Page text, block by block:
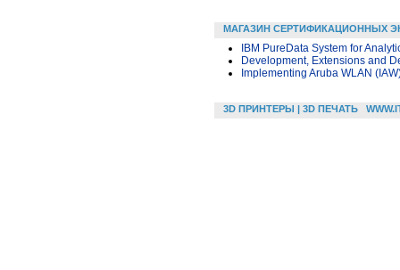
МАГАЗИН СЕРТИФИКАЦИОННЫХ
IBM PureData System for
Development, Extensions and
Implementing Aruba WLAN
3D ПРИНТЕРЫ | 3D ПЕЧАТЬ